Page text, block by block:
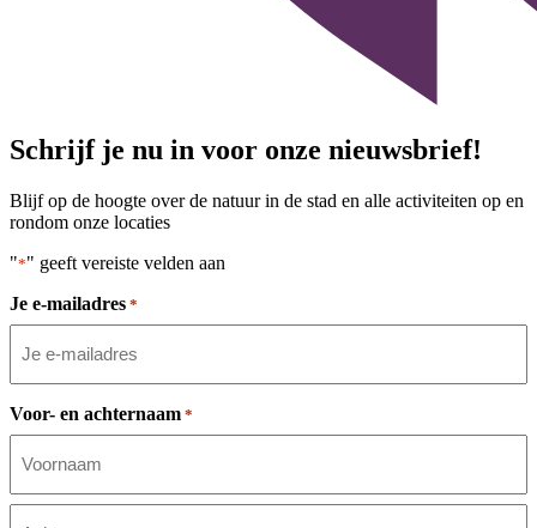
Schrijf je nu in voor onze nieuwsbrief!
Blijf op de hoogte over de natuur in de stad en alle activiteiten op en
rondom onze locaties
"*" geeft vereiste velden aan
Je e-mailadres *
Voor- en achternaam *
Voornaam